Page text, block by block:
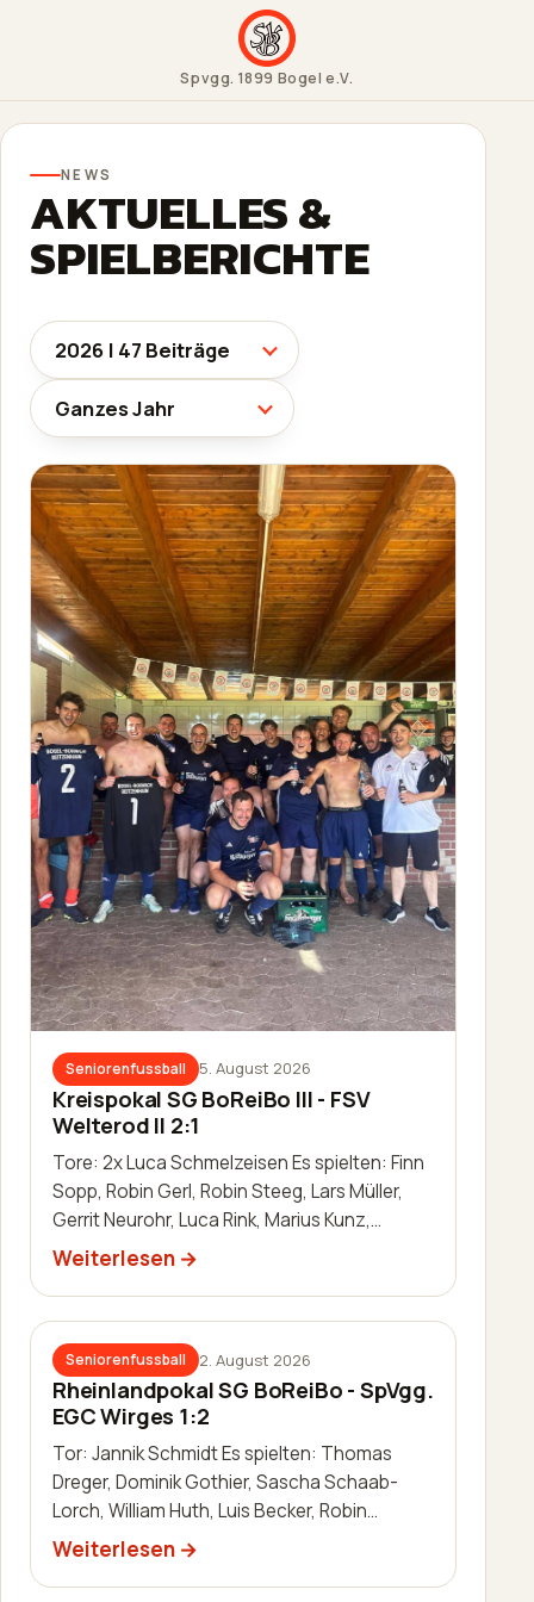
Spvgg. 1899 Bogel e.V.
NEWS
AKTUELLES &
SPIELBERICHTE
Seniorenfussball 5. August 2026
Kreispokal SG BoReiBo III - FSV
Welterod II 2:1
Tore: 2x Luca Schmelzeisen Es spielten: Finn
Sopp, Robin Gerl, Robin Steeg, Lars Müller,
Gerrit Neurohr, Luca Rink, Marius Kunz,
Manuel Häuser, Lukas Schleis,…
Weiterlesen
Seniorenfussball 2. August 2026
Rheinlandpokal SG BoReiBo - SpVgg.
EGC Wirges 1:2
Tor: Jannik Schmidt Es spielten: Thomas
Dreger, Dominik Gothier, Sascha Schaab-
Lorch, William Huth, Luis Becker, Robin
Zimmermann, Julien Leidinger, Jannik Schm…
Weiterlesen